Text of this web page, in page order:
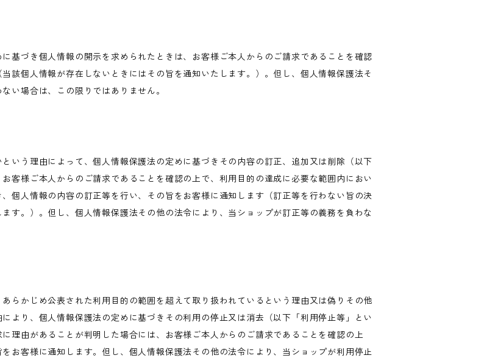
基づき個人情報の開示を求められたときは、お客様ご本人からのご請求であることを確認
該個人情報が存在しないときにはその旨を通知いたします。）。但し、個人情報保護法そ
い場合は、この限りではありません。
いう理由によって、個人情報保護法の定めに基づきその内容の訂正、追加又は削除（以下
客様ご本人からのご請求であることを確認の上で、利用目的の達成に必要な範囲内におい
個人情報の内容の訂正等を行い、その旨をお客様に通知します（訂正等を行わない旨の決
す。）。但し、個人情報保護法その他の法令により、当ショップが訂正等の義務を負わな
らかじめ公表された利用目的の範囲を超えて取り扱われているという理由又は偽りその他
より、個人情報保護法の定めに基づきその利用の停止又は消去（以下「利用停止等」とい
理由があることが判明した場合には、お客様ご本人からのご請求であることを確認の上
お客様に通知します。但し、個人情報保護法その他の法令により、当ショップが利用停止